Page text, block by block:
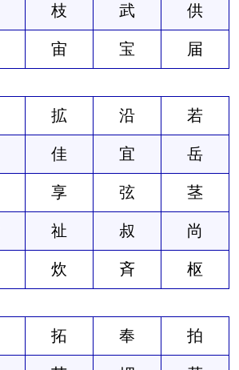
枝 武 供
宙 宝 届
拡 沿 若
佳 宜 岳
享 弦 茎
祉 叔 尚
炊 斉 枢
拓 奉 拍